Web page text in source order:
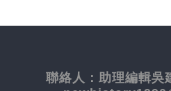
聯絡人： 助理編輯